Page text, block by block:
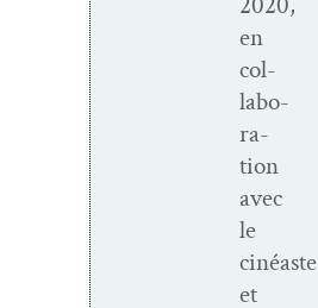
en
col­
lab­o­
ra­
tion
avec
le
cinéaste
et